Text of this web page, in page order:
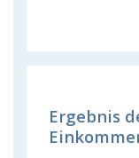
Ergebnis